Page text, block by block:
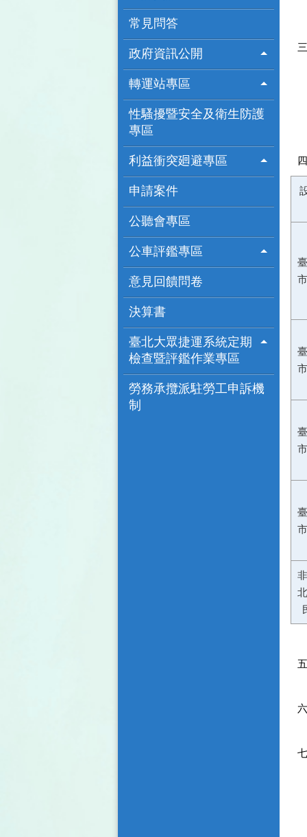
常見問答
政府資訊公開
轉運站專區
性騷擾暨安全及衛生防護
專區
利益衝突廻避專區
申請案件
公聽會專區
公車評鑑專區
意見回饋問卷
決算書
臺北大眾捷運系統定期
檢查暨評鑑作業專區
勞務承攬派駐勞工申訴機
制